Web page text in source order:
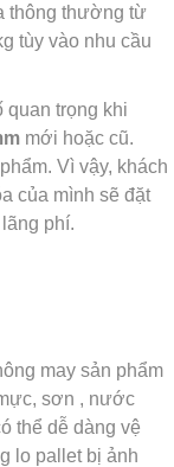
thông thường từ
tùy vào nhu cầu
quan trọng khi
mới hoặc cũ.
Vì vậy, khách
của mình sẽ đặt
phí.
may sản phẩm
sơn , nước
thể dễ dàng vệ
lo pallet bị ảnh